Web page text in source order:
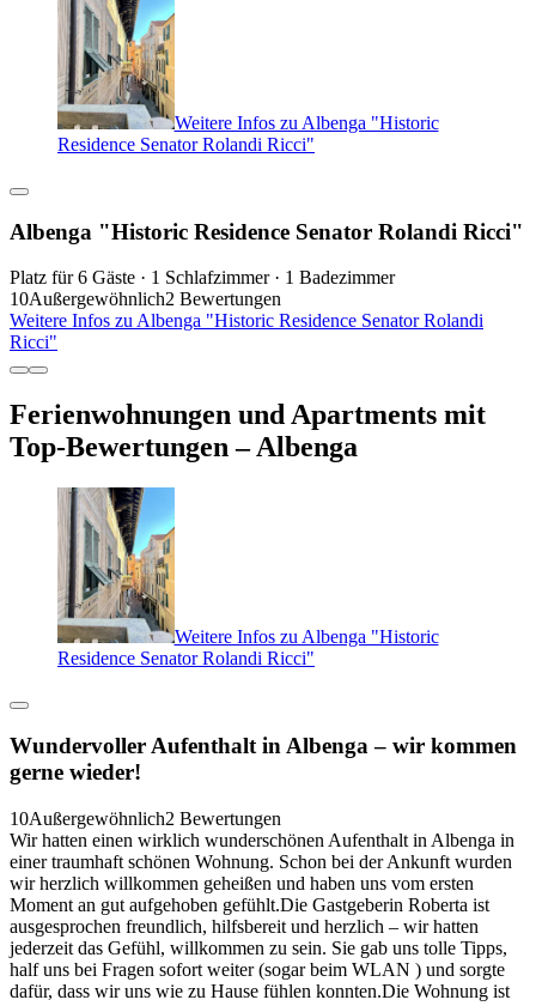
Weitere Infos zu Albenga "Historic
Residence Senator Rolandi Ricci"
Albenga "Historic Residence Senator Rolandi Ricci"
Platz für 6 Gäste · 1 Schlafzimmer · 1 Badezimmer
10Außergewöhnlich2 Bewertungen
Weitere Infos zu Albenga "Historic Residence Senator Rolandi
Ricci"
Ferienwohnungen und Apartments mit
Top-Bewertungen – Albenga
Weitere Infos zu Albenga "Historic
Residence Senator Rolandi Ricci"
Wundervoller Aufenthalt in Albenga – wir kommen
gerne wieder!
10Außergewöhnlich2 Bewertungen
Wir hatten einen wirklich wunderschönen Aufenthalt in Albenga in
einer traumhaft schönen Wohnung. Schon bei der Ankunft wurden
wir herzlich willkommen geheißen und haben uns vom ersten
Moment an gut aufgehoben gefühlt.Die Gastgeberin Roberta ist
ausgesprochen freundlich, hilfsbereit und herzlich – wir hatten
jederzeit das Gefühl, willkommen zu sein. Sie gab uns tolle Tipps,
half uns bei Fragen sofort weiter (sogar beim WLAN ) und sorgte
dafür, dass wir uns wie zu Hause fühlen konnten.Die Wohnung ist